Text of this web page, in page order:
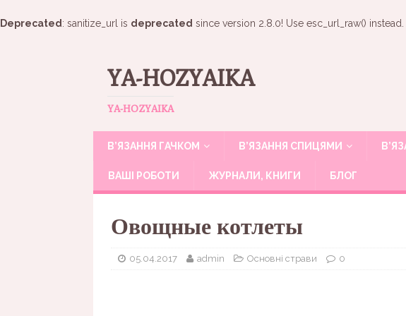
Deprecated : sanitize_url is deprecated since version 2.8.0! Use esc_url_raw() instead.
YA-HOZYAIKA
YA-HOZYAIKA
В’ЯЗАННЯ ГАЧКОМ В’ЯЗАННЯ СПИЦЯМИ
ВАШІ РОБОТИ ЖУРНАЛИ, КНИГИ БЛОГ
Овощные котлеты
05.04.2017 admin Основні страви 0